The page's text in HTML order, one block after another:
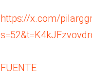
https://x.com/
FUENTE